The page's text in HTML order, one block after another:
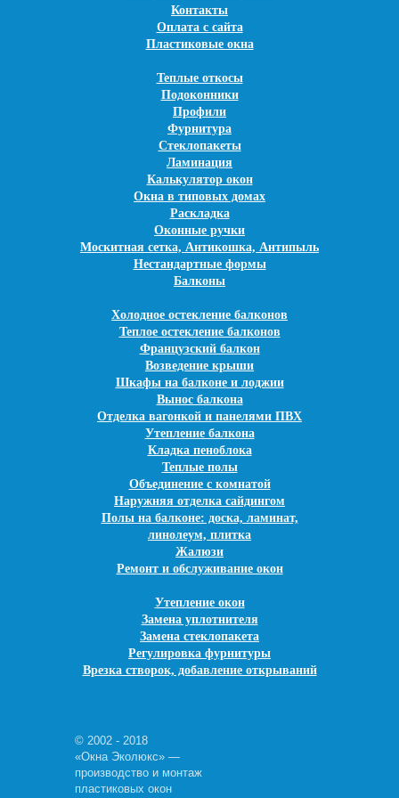
Единый телефон
8 495 104-66-44
info@oknaecoluxe.ru
Бесплатно вызвать специалиста
Контакты
Оплата с сайта
Пластиковые окна
Теплые откосы
Подоконники
Профили
Фурнитура
Стеклопакеты
Ламинация
Калькулятор окон
Окна в типовых домах
Раскладка
Оконные ручки
Москитная сетка, Антикошка, Антипыль
Нестандартные формы
Балконы
Холодное остекление балконов
Теплое остекление балконов
Французский балкон
Возведение крыши
Шкафы на балконе и лоджии
Вынос балкона
Отделка вагонкой и панелями ПВХ
Утепление балкона
Кладка пеноблока
Теплые полы
Объединение с комнатой
Наружняя отделка сайдингом
Полы на балконе: доска, ламинат,
линолеум, плитка
Жалюзи
Ремонт и обслуживание окон
Утепление окон
Замена уплотнителя
Замена стеклопакета
Регулировка фурнитуры
Врезка створок, добавление открываний
© 2002 - 2018
«Окна Эколюкс» —
производство и монтаж
пластиковых окон